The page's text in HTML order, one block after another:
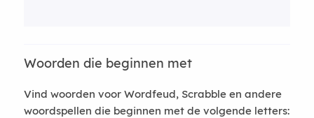
Woorden die beginnen met
Vind woorden voor Wordfeud, Scrabble en andere
woordspellen die beginnen met de volgende letters: